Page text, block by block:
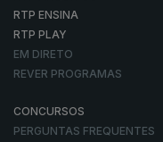
RTP ENSINA
RTP PLAY
EM DIRETO
REVER PROGRAMAS
CONCURSOS
PERGUNTAS FREQUENTES